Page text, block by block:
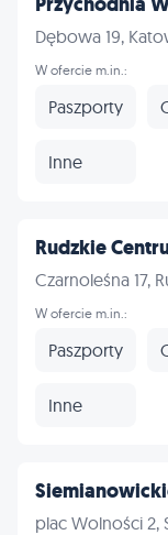
Dębowa 19,
W ofercie m.in.:
Paszporty
Inne
Rudzkie
Czarnoleśna 17,
W ofercie m.in.:
Paszporty
Inne
plac Wolności 2,